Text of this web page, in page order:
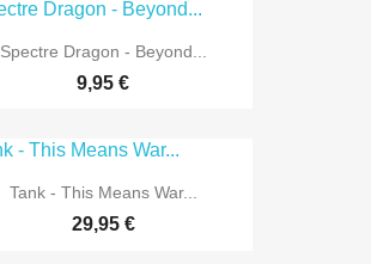
Spectre Dragon - Beyond...
9,95 €
Tank - This Means War...
29,95 €